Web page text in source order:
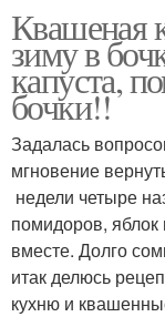
Квашеная
зиму в
капуста,
бочки!!
Задалась
мгновение
недели четыре
помидоров, яблок
вместе. Долго
итак делюсь
кухню и